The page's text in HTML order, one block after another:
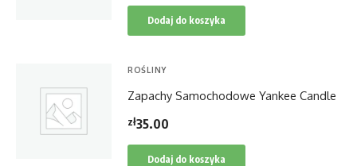
Dodaj do koszyka
ROŚLINY
Zapachy Samochodowe Yankee Candle
zł35.00
Dodaj do koszyka